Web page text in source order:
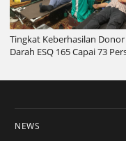
Tingkat Keberhasilan Donor
Darah ESQ 165 Capai 73
NEWS